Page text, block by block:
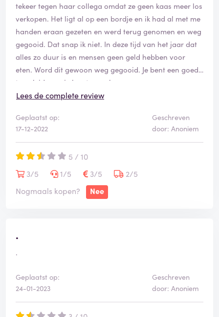
tekeer tegen haar collega omdat ze geen kaas meer los
verkopen. Het ligt al op een bordje en ik had al met me
handen eraan gezeten en werd terug genomen en weg
gegooid. Dat snap ik niet. In deze tijd van het jaar dat
alles zo duur is en mensen geen geld hebben voor
eten. Word dit gewoon weg gegooid. Je bent een goede
teamleider en je komt er wel
Lees de complete review
Geplaatst op:
17-12-2022
Geschreven
door: Anoniem
5 / 10
3/5
1/5 3/5
2/5
Nogmaals kopen?
Nee
.
.
Geplaatst op:
24-01-2023
Geschreven
door: Anoniem